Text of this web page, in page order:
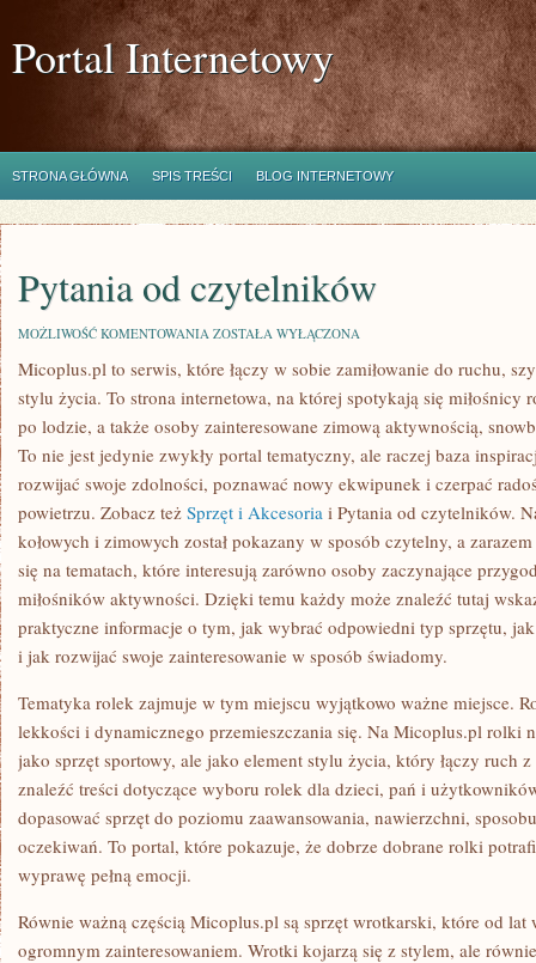
Portal Internetowy
STRONA GŁÓWNA SPIS TREŚCI BLOG INTERNETOWY
Pytania od czytelników
MOŻLIWOŚĆ KOMENTOWANIA PYTANIA
CZYTELNIKÓW
ZOSTAŁA WYŁĄCZONA
Micoplus.pl to serwis, które łączy w sobie zamiłowanie do ruchu,
stylu życia. To strona internetowa, na której spotykają się miłośnicy
po lodzie, a także osoby zainteresowane zimową aktywnością,
To nie jest jedynie zwykły portal tematyczny, ale raczej baza
rozwijać swoje zdolności, poznawać nowy ekwipunek i czerpać
powietrzu. Zobacz też Sprzęt i Akcesoria i Pytania od czytelników.
kołowych i zimowych został pokazany w sposób czytelny, a
się na tematach, które interesują zarówno osoby zaczynające
miłośników aktywności. Dzięki temu każdy może znaleźć tutaj
praktyczne informacje o tym, jak wybrać odpowiedni typ sprzętu,
i jak rozwijać swoje zainteresowanie w sposób świadomy.
Tematyka rolek zajmuje w tym miejscu wyjątkowo ważne miejsce.
lekkości i dynamicznego przemieszczania się. Na Micoplus.pl rolki
jako sprzęt sportowy, ale jako element stylu życia, który łączy ruch
znaleźć treści dotyczące wyboru rolek dla dzieci, pań i
dopasować sprzęt do poziomu zaawansowania, nawierzchni,
oczekiwań. To portal, które pokazuje, że dobrze dobrane rolki
wyprawę pełną emocji.
Równie ważną częścią Micoplus.pl są sprzęt wrotkarski, które od lat
ogromnym zainteresowaniem. Wrotki kojarzą się z stylem, ale